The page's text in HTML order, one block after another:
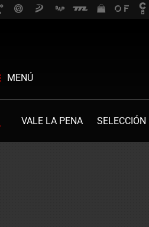
MENÚ
VALE LA PENA SELECCIÓN